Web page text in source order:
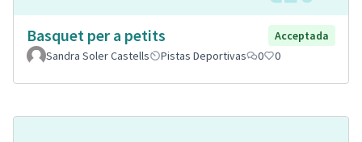
Basquet per a petits
Acceptada
Sandra Soler Castells
Pistas Deportivas 0 0